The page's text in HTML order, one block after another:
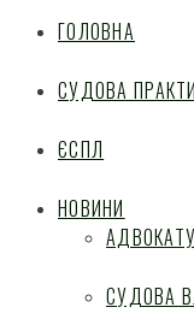
ГОЛОВНА
СУДОВА
ЄСПЛ
НОВИНИ
СУДОВА